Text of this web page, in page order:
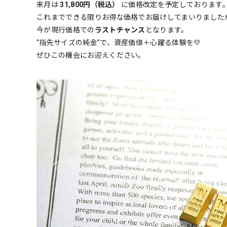
来月は31,800円（税込）
に価格改定を予定しております
これまでできる限りお得な価格でお届けしてまいりました
今が現行価格でのラストチャンス となります。
“指先サイズの純金”で、資産価値＋心躍る体験を💛
ぜひこの機会にお迎えください。